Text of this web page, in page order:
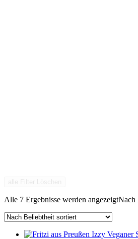
Alle 7 Ergebnisse werden angezeigtNach